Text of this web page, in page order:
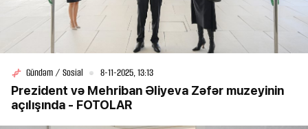
Gündəm / Sosial 8-11-2025, 13:13
Prezident və Mehriban Əliyeva Zəfər muzeyinin
açılışında - FOTOLAR